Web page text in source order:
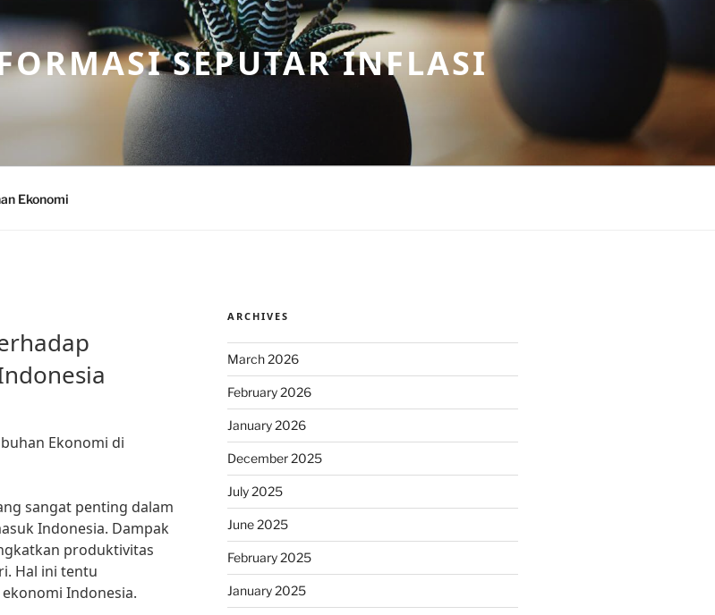
SEPUTAR INFLASI
Ekonomi
Ekonomi di
sangat penting dalam
Indonesia. Dampak
produktivitas
Hal ini tentu
Indonesia.
ARCHIVES
March 2026
February 2026
January 2026
December 2025
July 2025
June 2025
February 2025
January 2025